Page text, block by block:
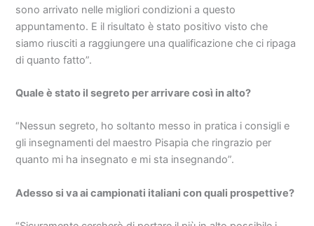
sono arrivato nelle migliori condizioni a questo
appuntamento. E il risultato è stato positivo visto che
siamo riusciti a raggiungere una qualificazione che ci ripaga
di quanto fatto”.
Quale è stato il segreto per arrivare così in alto?
“Nessun segreto, ho soltanto messo in pratica i consigli e
gli insegnamenti del maestro Pisapia che ringrazio per
quanto mi ha insegnato e mi sta insegnando”.
Adesso si va ai campionati italiani con quali prospettive?